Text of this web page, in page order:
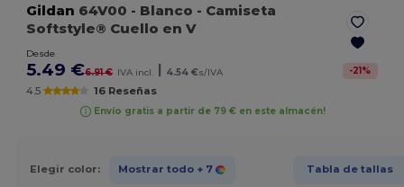
Gildan 64V00 - Blanco - Camiseta
Softstyle® Cuello en V
Desde
5.49 €6.91 € IVA incl. | 4.54 €s/IVA -21 %
4.5 16 Reseñas
Envío gratis a partir de 79 € en este almacén!
Elegir color: Mostrar todo + 7 Tabla de tallas